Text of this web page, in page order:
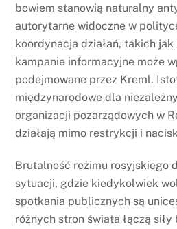
bowiem stanowią naturalny
autorytarne widoczne w
koordynacja działań, takich
kampanie informacyjne może
podejmowane przez Kreml.
międzynarodowe dla
organizacji pozarządowych w
działają mimo restrykcji i
Brutalność reżimu rosyjskiego
sytuacji, gdzie kiedykolwiek
spotkania publicznych są
różnych stron świata łączą